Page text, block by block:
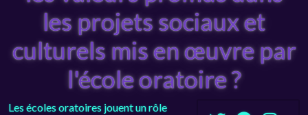
les projets sociaux et
culturels mis en œuvre par
l'école oratoire ?
Les écoles oratoires jouent un rôle